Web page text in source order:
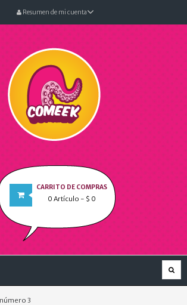
Resumen de mi cuenta
CARRITO DE COMPRAS
0 Artículo - $ 0
3